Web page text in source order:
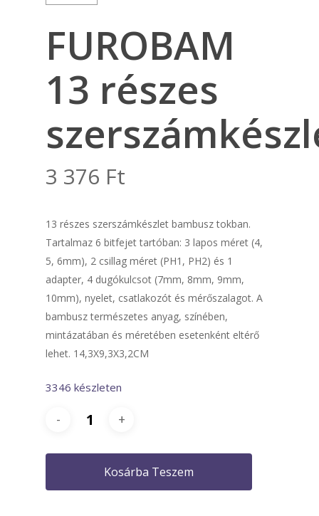
FUROBAM
13 részes
3 376 Ft
13 részes szerszámkészlet bambusz tokban.
Tartalmaz 6 bitfejet tartóban: 3 lapos méret (4,
5, 6mm), 2 csillag méret (PH1, PH2) és 1
adapter, 4 dugókulcsot (7mm, 8mm, 9mm,
10mm), nyelet, csatlakozót és mérőszalagot. A
bambusz természetes anyag, színében,
mintázatában és méretében esetenként eltérő
lehet. 14,3X9,3X3,2CM
3346 készleten
Kosárba Teszem